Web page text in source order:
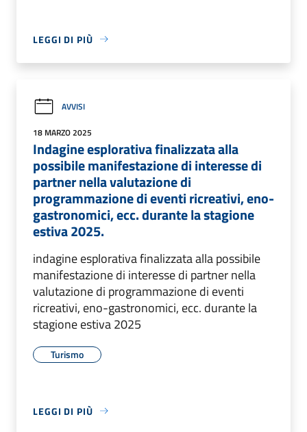
LEGGI DI PIÙ
AVVISI
18 MARZO 2025
Indagine esplorativa finalizzata alla
possibile manifestazione di interesse di
partner nella valutazione di
programmazione di eventi ricreativi, eno-
gastronomici, ecc. durante la stagione
estiva 2025.
indagine esplorativa finalizzata alla possibile
manifestazione di interesse di partner nella
valutazione di programmazione di eventi
ricreativi, eno-gastronomici, ecc. durante la
stagione estiva 2025
Turismo
LEGGI DI PIÙ